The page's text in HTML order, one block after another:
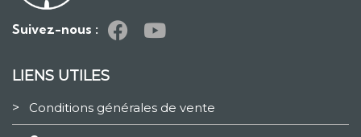
Suivez-nous :
LIENS UTILES
> Conditions générales de vente